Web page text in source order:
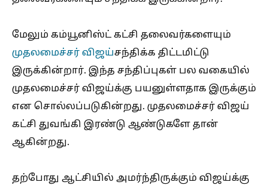
மேலும் கம்யூனிஸ்ட் கட்சி தலைவர்களையும்
முதலமைச்சர் விஜய்சந்திக்க திட்டமிட்டு
இருக்கின்றார். இந்த சந்திப்புகள் பல வகையில்
முதலமைச்சர் விஜய்க்கு பயனுள்ளதாக இருக்கும்
என சொல்லப்படுகின்றது. முதலமைச்சர் விஜய்
கட்சி துவங்கி இரண்டு ஆண்டுகளே தான்
ஆகின்றது.
தற்போது ஆட்சியில் அமர்ந்திருக்கும் விஜய்க்கு